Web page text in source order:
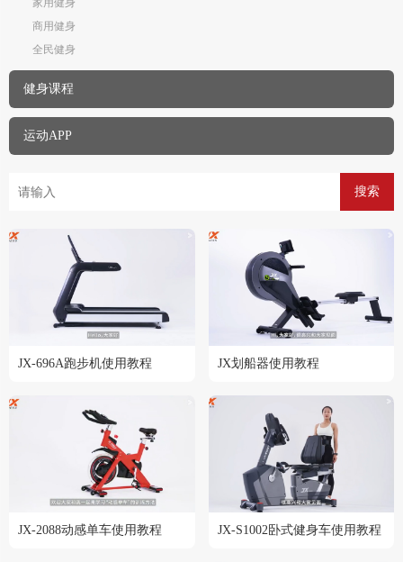
商用健身
全民健身
健身课程
运动APP
搜索
JX-696A跑步机使用教程 JX划船器使用教程
JX-2088动感单车使用教程 JX-S1002卧式健身车使用教程